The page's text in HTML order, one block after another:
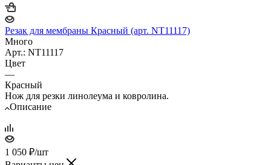
Резак для мембраны Красный (арт. NT11117)
Много
Арт.: NT11117
Цвет
—
Красный
Нож для резки линолеума и ковролина.
Описание
1 050 ₽/шт